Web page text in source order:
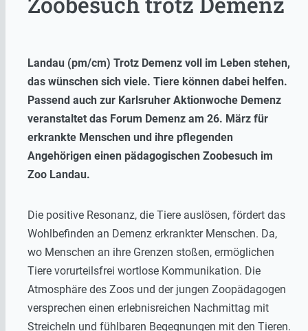
Landau (pm/cm) Trotz Demenz voll im Leben stehen,
das wünschen sich viele. Tiere können dabei helfen.
Passend auch zur Karlsruher Aktionwoche Demenz
veranstaltet das Forum Demenz am 26. März für
erkrankte Menschen und ihre pflegenden
Angehörigen einen pädagogischen Zoobesuch im
Zoo Landau.
Die positive Resonanz, die Tiere auslösen, fördert das
Wohlbefinden an Demenz erkrankter Menschen. Da,
wo Menschen an ihre Grenzen stoßen, ermöglichen
Tiere vorurteilsfrei wortlose Kommunikation. Die
Atmosphäre des Zoos und der jungen Zoopädagogen
versprechen einen erlebnisreichen Nachmittag mit
Streicheln und fühlbaren Begegnungen mit den Tieren.